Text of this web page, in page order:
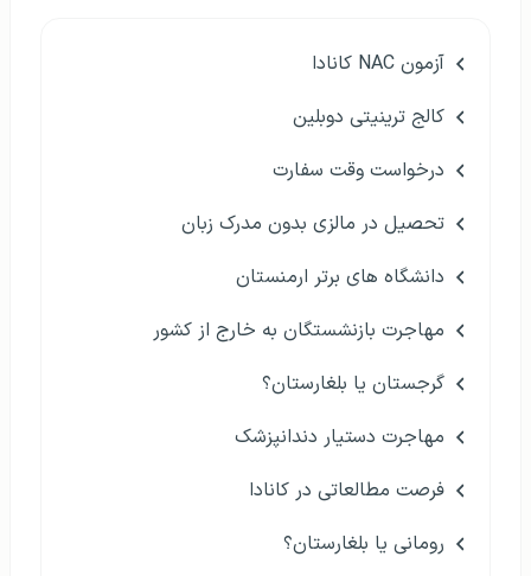
آزمون NAC کانادا
کالج ترینیتی دوبلین
درخواست وقت سفارت
تحصیل در مالزی بدون مدرک زبان
دانشگاه های برتر ارمنستان
مهاجرت بازنشستگان به خارج از کشور
گرجستان یا بلغارستان؟
مهاجرت دستیار دندانپزشک
فرصت مطالعاتی در کانادا
رومانی یا بلغارستان؟